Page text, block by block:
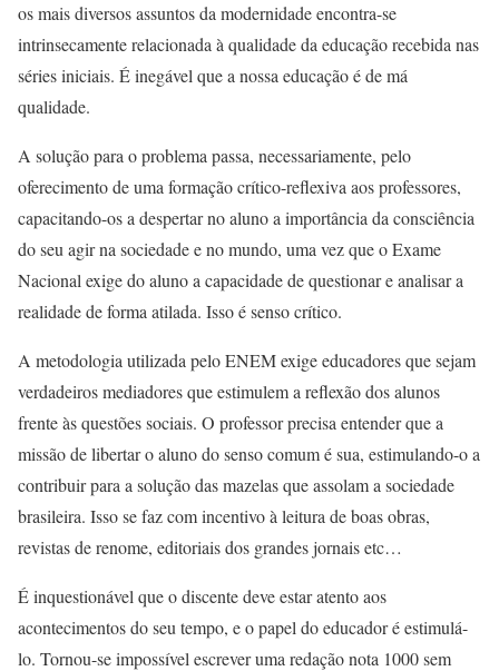
os mais diversos assuntos da modernidade encontra-se
intrinsecamente relacionada à qualidade da educação recebida nas
séries iniciais. É inegável que a nossa educação é de má
qualidade.
A solução para o problema passa, necessariamente, pelo
oferecimento de uma formação crítico-reflexiva aos professores,
capacitando-os a despertar no aluno a importância da consciência
do seu agir na sociedade e no mundo, uma vez que o Exame
Nacional exige do aluno a capacidade de questionar e analisar a
realidade de forma atilada. Isso é senso crítico.
A metodologia utilizada pelo ENEM exige educadores que sejam
verdadeiros mediadores que estimulem a reflexão dos alunos
frente às questões sociais. O professor precisa entender que a
missão de libertar o aluno do senso comum é sua, estimulando-o a
contribuir para a solução das mazelas que assolam a sociedade
brasileira. Isso se faz com incentivo à leitura de boas obras,
revistas de renome, editoriais dos grandes jornais etc…
É inquestionável que o discente deve estar atento aos
acontecimentos do seu tempo, e o papel do educador é estimulá-
lo. Tornou-se impossível escrever uma redação nota 1000 sem